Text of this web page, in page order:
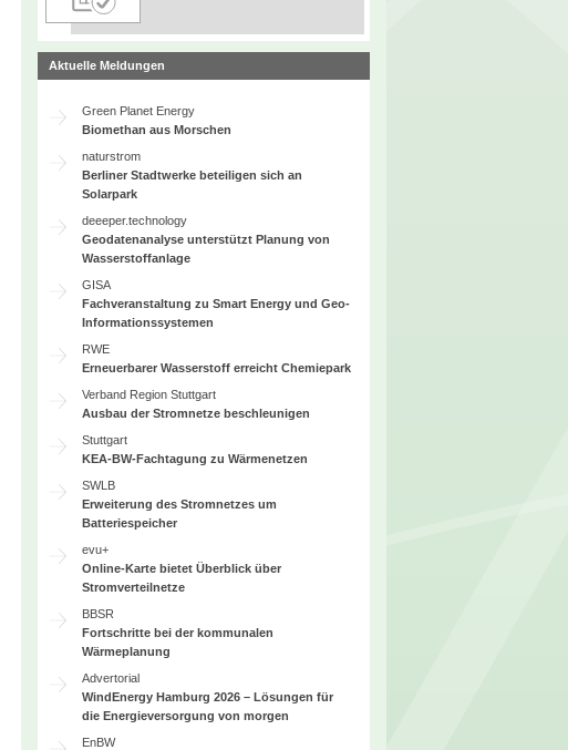
Aktuelle Meldungen
Green Planet Energy
Biomethan aus Morschen
naturstrom
Berliner Stadtwerke beteiligen sich an
Solarpark
deeeper.technology
Geodatenanalyse unterstützt Planung von
Wasserstoffanlage
GISA
Fachveranstaltung zu Smart Energy und Geo-
Informationssystemen
RWE
Erneuerbarer Wasserstoff erreicht Chemiepark
Verband Region Stuttgart
Ausbau der Stromnetze beschleunigen
Stuttgart
KEA-BW-Fachtagung zu Wärmenetzen
SWLB
Erweiterung des Stromnetzes um
Batteriespeicher
evu+
Online-Karte bietet Überblick über
Stromverteilnetze
BBSR
Fortschritte bei der kommunalen
Wärmeplanung
Advertorial
WindEnergy Hamburg 2026 – Lösungen für
die Energieversorgung von morgen
EnBW